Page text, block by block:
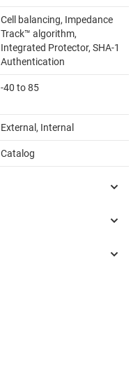
Cell balancing, Impedance
Track™ algorithm,
Integrated Protector, SHA-1
Authentication
-40 to 85
External, Internal
Catalog